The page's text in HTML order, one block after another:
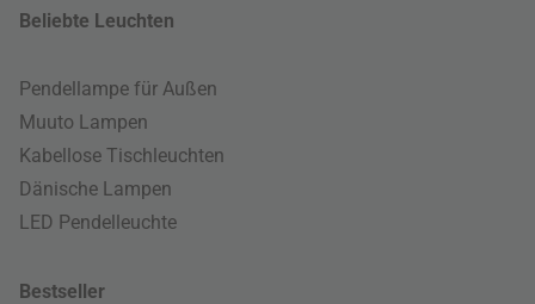
Beliebte Leuchten
Pendellampe für Außen
Muuto Lampen
Kabellose Tischleuchten
Dänische Lampen
LED Pendelleuchte
Bestseller